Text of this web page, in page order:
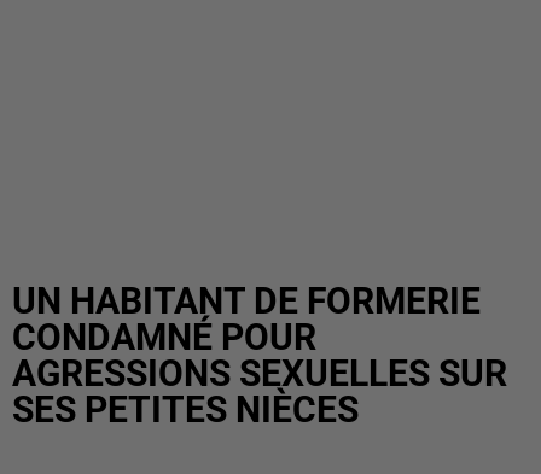
UN HABITANT DE FORMERIE
CONDAMNÉ POUR
AGRESSIONS SEXUELLES SUR
SES PETITES NIÈCES